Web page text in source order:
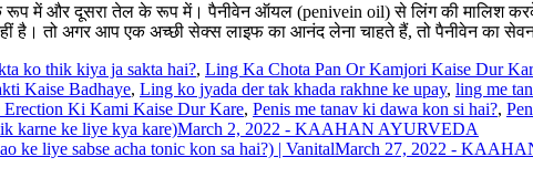
में और दूसरा तेल के रूप में। पैनीवेन ऑयल (penivein oil) से लिंग की मालिश
है। तो अगर आप एक अच्छी सेक्स लाइफ का आनंद लेना चाहते हैं, तो पैनीवेन का
ko thik kiya ja sakta hai?, Ling Ka Chota Pan Or Kamjori Kaise Dur
Kaise Badhaye, Ling ko jyada der tak khada rakhne ke upay, ling me
Erection Ki Kami Kaise Dur Kare, Penis me tanav ki dawa kon si hai?,
karne ke liye kya kare)March 2, 2022 - KAAHAN AYURVEDA
ke liye sabse acha tonic kon sa hai?) | VanitalMarch 27, 2022 -